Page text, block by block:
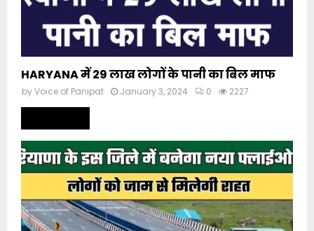
HARYANA में 29 लाख लोगों के पानी का बिल माफ
byVoice of Panipat January 3, 2024 0 2227